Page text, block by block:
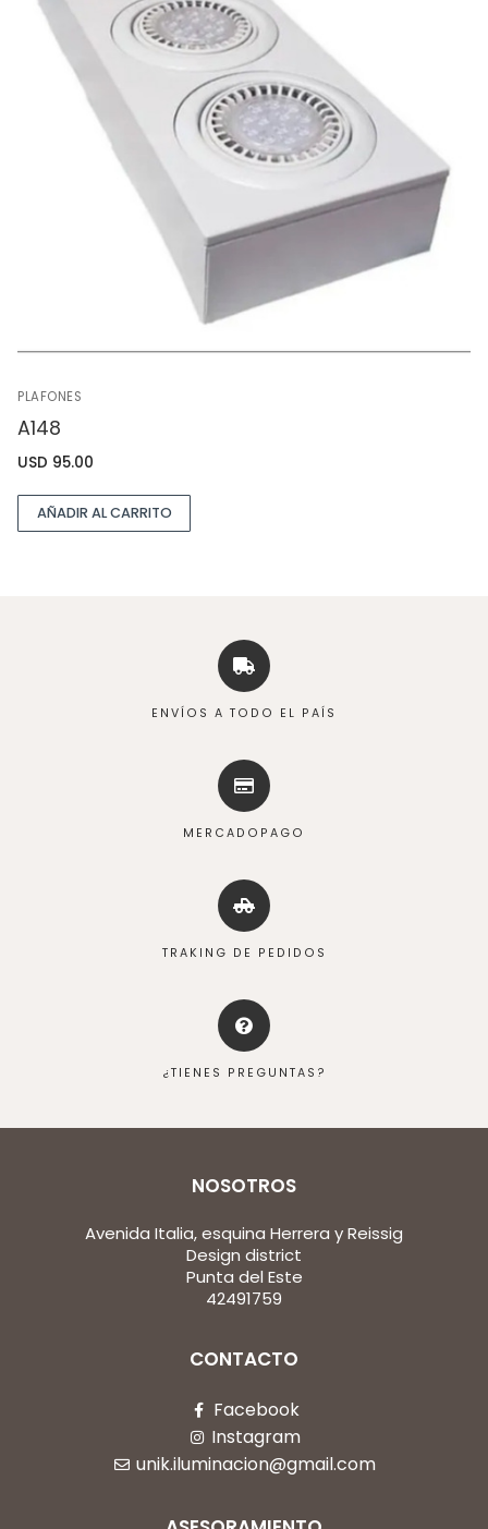
PLAFONES
A148
USD 95.00
AÑADIR AL CARRITO
ENVÍOS A TODO EL PAÍS
MERCADOPAGO
TRAKING DE PEDIDOS
¿TIENES PREGUNTAS?
NOSOTROS
Avenida Italia, esquina Herrera y Reissig
Design district
Punta del Este
42491759
CONTACTO
Facebook
Instagram
unik.iluminacion@gmail.com